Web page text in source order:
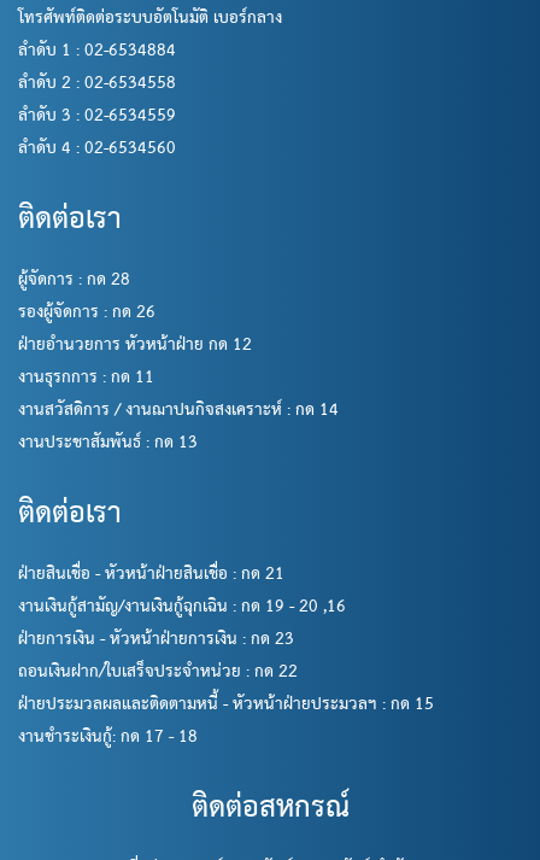
โทรศัพท์ติดต่อระบบอัตโนมัติ เบอร์กลาง
ลำดับ 1 : 02-6534884
ลำดับ 2 : 02-6534558
ลำดับ 3 : 02-6534559
ลำดับ 4 : 02-6534560
ติดต่อเรา
ผู้จัดการ : กด 28
รองผู้จัดการ : กด 26
ฝ่ายอำนวยการ หัวหน้าฝ่าย กด 12
งานธุรกการ : กด 11
งานสวัสดิการ / งานฌาปนกิจสงเคราะห์ : กด 14
งานประชาสัมพันธ์ : กด 13
ติดต่อเรา
ฝ่ายสินเชื่อ - หัวหน้าฝ่ายสินเชื่อ : กด 21
งานเงินกู้สามัญ/งานเงินกู้ฉุกเฉิน : กด 19 - 20 ,16
ฝ่ายการเงิน - หัวหน้าฝ่ายการเงิน : กด 23
ถอนเงินฝาก/ใบเสร็จประจำหน่วย : กด 22
ฝ่ายประมวลผลและติดตามหนี้ - หัวหน้าฝ่ายประมวลฯ : กด 15
งานชำระเงินกู้: กด 17 - 18
ติดต่อสหกรณ์